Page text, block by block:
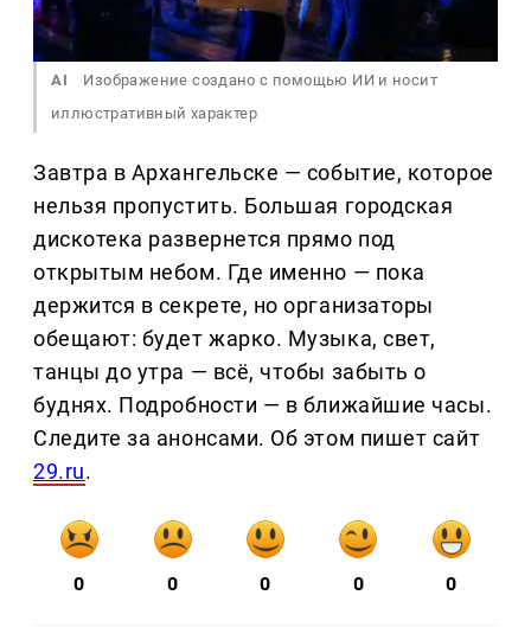
AI
Изображение создано с помощью ИИ и носит
иллюстративный характер
Завтра в Архангельске — событие, которое
нельзя пропустить. Большая городская
дискотека развернется прямо под
открытым небом. Где именно — пока
держится в секрете, но организаторы
обещают: будет жарко. Музыка, свет,
танцы до утра — всё, чтобы забыть о
буднях. Подробности — в ближайшие часы.
Следите за анонсами. Об этом пишет сайт
29.ru.
0 0 0 0 0